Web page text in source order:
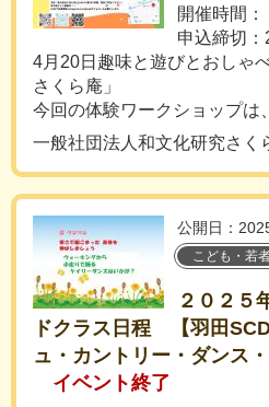
開催時間
申込締切：
4月20日趣味と遊びとおしゃ
さくら庵」
今回の体験ワークショップは
一般社団法人和文化研究さく
公開日：
こども・若
２０２５
ドクラス日程 【羽田
ュ・カントリー・ダンス
イベント終了